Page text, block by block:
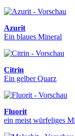
Azurit
Ein blaues Mineral
Citrin
Ein gelber Quarz
Fluorit
ein meist würfeliges